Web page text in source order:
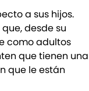
a sus hijos.
desde su
como adultos
que tienen una
que le están